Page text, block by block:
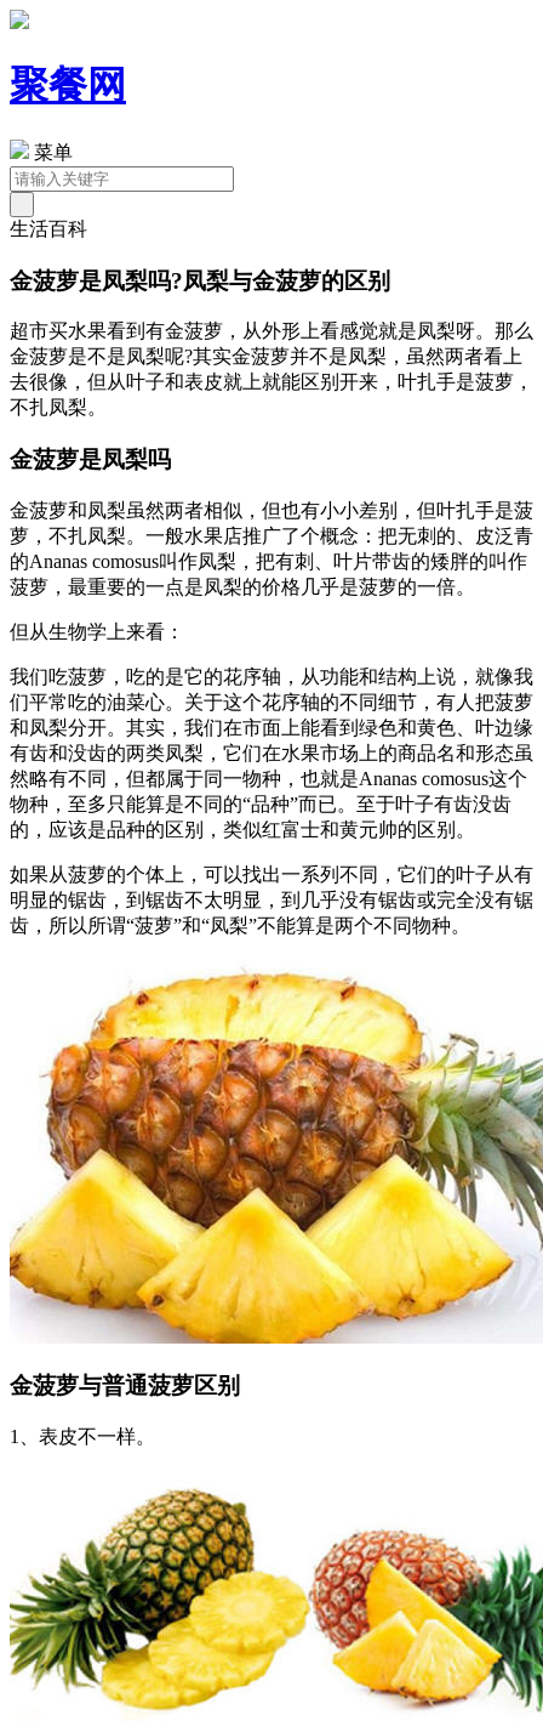
聚餐网
菜单
生活百科
金菠萝是凤梨吗?凤梨与金菠萝的区别
超市买水果看到有金菠萝，从外形上看感觉就是凤梨呀。那么
金菠萝是不是凤梨呢?其实金菠萝并不是凤梨，虽然两者看上
去很像，但从叶子和表皮就上就能区别开来，叶扎手是菠萝，
不扎凤梨。
金菠萝是凤梨吗
金菠萝和凤梨虽然两者相似，但也有小小差别，但叶扎手是菠
萝，不扎凤梨。一般水果店推广了个概念：把无刺的、皮泛青
的Ananas comosus叫作凤梨，把有刺、叶片带齿的矮胖的叫作
菠萝，最重要的一点是凤梨的价格几乎是菠萝的一倍。
但从生物学上来看：
我们吃菠萝，吃的是它的花序轴，从功能和结构上说，就像我
们平常吃的油菜心。关于这个花序轴的不同细节，有人把菠萝
和凤梨分开。其实，我们在市面上能看到绿色和黄色、叶边缘
有齿和没齿的两类凤梨，它们在水果市场上的商品名和形态虽
然略有不同，但都属于同一物种，也就是Ananas comosus这个
物种，至多只能算是不同的“品种”而已。至于叶子有齿没齿
的，应该是品种的区别，类似红富士和黄元帅的区别。
如果从菠萝的个体上，可以找出一系列不同，它们的叶子从有
明显的锯齿，到锯齿不太明显，到几乎没有锯齿或完全没有锯
齿，所以所谓“菠萝”和“凤梨”不能算是两个不同物种。
金菠萝与普通菠萝区别
1、表皮不一样。